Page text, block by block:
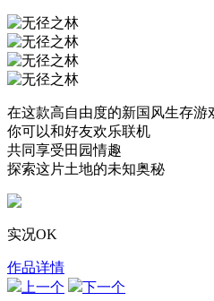
在这款高自由度的新国风生存游
你可以和好友欢乐联机
共同享受田园情趣
探索这片土地的未知奥秘
实况OK
作品详情
上一个
下一个